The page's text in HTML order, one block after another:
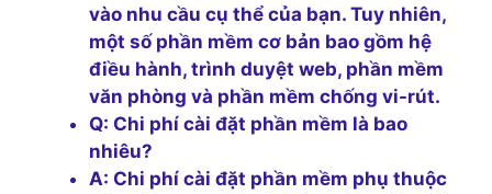
vào nhu cầu cụ thể của bạn. Tuy nhiên,
một số phần mềm cơ bản bao gồm hệ
điều hành, trình duyệt web, phần mềm
văn phòng và phần mềm chống vi-rút.
Q: Chi phí cài đặt phần mềm là bao
nhiêu?
A: Chi phí cài đặt phần mềm phụ thuộc